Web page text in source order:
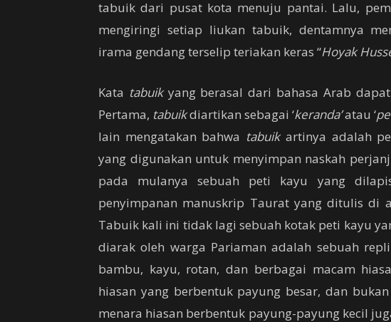
tabuik dari pusat kota menuju pantai. Lalu,
mengiringi setiap liukan tabuik, dentamnya
irama gendang terselip teriakan keras “Hoyak
Kata tabuikyang berasal dari bahasa Arab
Pertama, tabuikdiartikan sebagai ‘keranda’atau ‘
lain mengatakan bahwa tabuikartinya adalah
yang digunakan untuk menyimpan naskah
pada mulanya sebuah peti kayu yang
penyimpanan manuskrip Taurat yang ditulis di
Tabuik kali ini tidak lagi sebuah kotak peti kayu
diarak oleh warga Pariaman adalah sebuah
bambu, kayu, rotan, dan berbagai macam
hiasan yang berbentuk payung besar, dan
menara hiasan berbentuk payung-payung kecil